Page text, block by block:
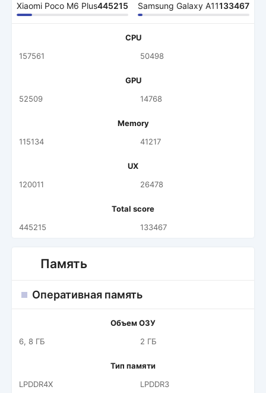
Xiaomi Poco M6 Plus445215 Samsung Galaxy A11133467
CPU
157561
50498
GPU
52509
14768
Memory
115134
41217
UX
120011
26478
Total score
445215
133467
Память
Оперативная память
Объем ОЗУ
6, 8 ГБ
2 ГБ
Тип памяти
LPDDR4X
LPDDR3